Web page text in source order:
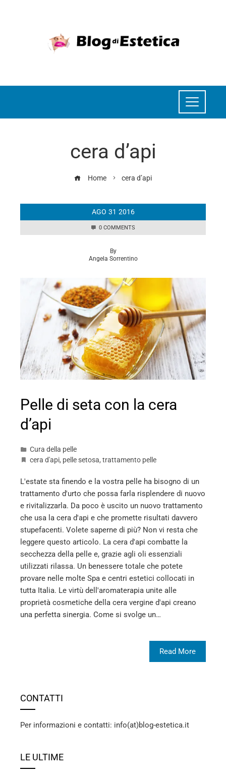
cera d’api
Home cera d’api
AGO 31 2016
0 COMMENTS
By
Angela Sorrentino
Pelle di seta con la cera
d’api
Cura della pelle
cera d'api, pelle setosa, trattamento pelle
L'estate sta finendo e la vostra pelle ha bisogno di un
trattamento d'urto che possa farla risplendere di nuovo
e rivitalizzarla. Da poco è uscito un nuovo trattamento
che usa la cera d'api e che promette risultati davvero
stupefacenti. Volete saperne di più? Non vi resta che
leggere questo articolo. La cera d'api combatte la
secchezza della pelle e, grazie agli oli essenziali
utilizzati rilassa. Un benessere totale che potete
provare nelle molte Spa e centri estetici collocati in
tutta Italia. Le virtù dell'aromaterapia unite alle
proprietà cosmetiche della cera vergine d'api creano
una perfetta sinergia. Come si svolge un…
Read More
CONTATTI
Per informazioni e contatti: info(at)blog-estetica.it
LE ULTIME